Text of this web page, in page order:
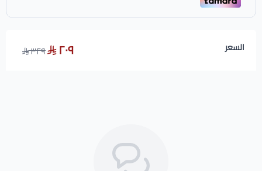
السعر ٢٠٩ ٣٢٩